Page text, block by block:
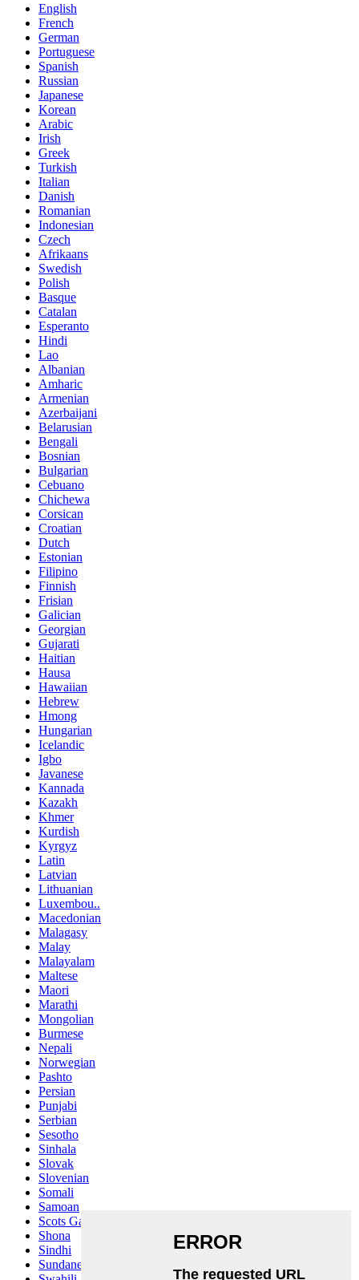
English
French
German
Portuguese
Spanish
Russian
Japanese
Korean
Arabic
Irish
Greek
Turkish
Italian
Danish
Romanian
Indonesian
Czech
Afrikaans
Swedish
Polish
Basque
Catalan
Esperanto
Hindi
Lao
Albanian
Amharic
Armenian
Azerbaijani
Belarusian
Bengali
Bosnian
Bulgarian
Cebuano
Chichewa
Corsican
Croatian
Dutch
Estonian
Filipino
Finnish
Frisian
Galician
Georgian
Gujarati
Haitian
Hausa
Hawaiian
Hebrew
Hmong
Hungarian
Icelandic
Igbo
Javanese
Kannada
Kazakh
Khmer
Kurdish
Kyrgyz
Latin
Latvian
Lithuanian
Luxembou..
Macedonian
Malagasy
Malay
Malayalam
Maltese
Maori
Marathi
Mongolian
Burmese
Nepali
Norwegian
Pashto
Persian
Punjabi
Serbian
Sesotho
Sinhala
Slovak
Slovenian
Somali
Samoan
Scots Gaelic
Shona
Sindhi
Sundanese